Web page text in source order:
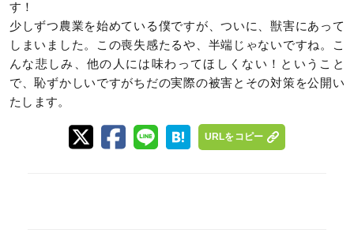
す！
少しずつ農業を始めている僕ですが、ついに、獣害にあって
しまいました。この喪失感たるや、半端じゃないですね。こ
んな悲しみ、他の人には味わってほしくない！ということ
で、恥ずかしいですがちだの実際の被害とその対策を公開い
たします。
URLをコピー